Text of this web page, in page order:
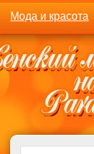
Мода и красота